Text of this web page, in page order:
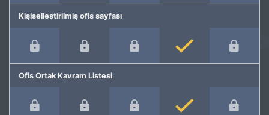
Kişiselleştirilmiş ofis sayfası
Ofis Ortak Kavram Listesi